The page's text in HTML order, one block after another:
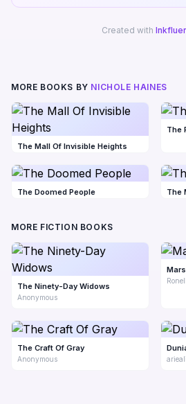
Created with
MORE BOOKS BY NICHOLE HAINES
The Mall Of Invisible Heights
The
The Doomed People The
MORE FICTION BOOKS
The Ninety-Day Widows
Anonymous
The Craft Of Gray
Anonymous